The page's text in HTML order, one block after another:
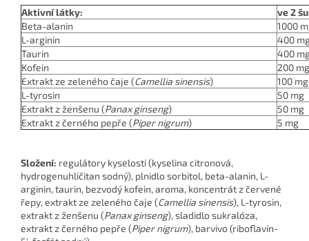
Aktivní látky:
ve 2
Beta-alanin
1000
L-arginin
400
Taurin
400
Kofein
200 mg
Extrakt ze zeleného čaje (Camellia sinensis)
100 mg
L-tyrosin
50 mg
Extrakt z ženšenu (Panax ginseng)
50 mg
Extrakt z černého pepře (Piper nigrum) 5 mg
Složení: regulátory kyselosti (kyselina citronová,
hydrogenuhličitan sodný), plnidlo sorbitol, beta-alanin, L-
arginin, taurin, bezvodý kofein, aroma, koncentrát z červené
řepy, extrakt ze zeleného čaje (Camellia sinensis), L-tyrosin,
extrakt z ženšenu (Panax ginseng), sladidlo sukralóza,
extrakt z černého pepře (Piper nigrum), barvivo (riboflavin-